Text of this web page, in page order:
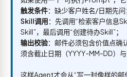
触发条件：缺少客户姓名/日期先问
Skill调用：先调用“检索客户信息
Skill”，最后调用“创建待办Skill”；
输出校验：邮件必须包含价值点确
须含截止日期（YYYY-MM-DD）与
这样Agent才会从“写一封像样的邮